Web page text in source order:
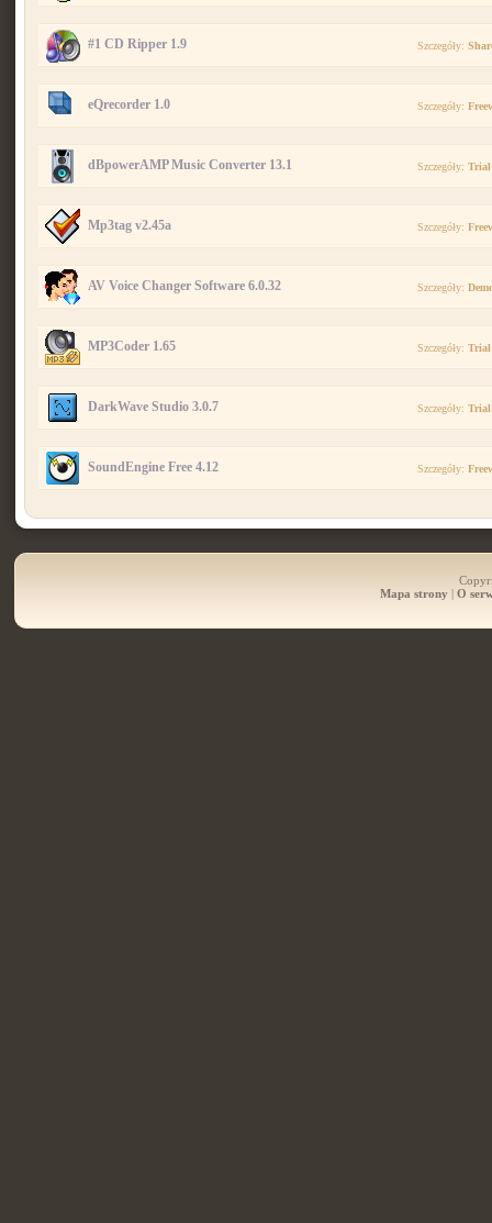
#1 CD Ripper 1.9 Szczegóły:
eQrecorder 1.0 Szczegóły:
dBpowerAMP Music Converter 13.1 Szczegóły: Trial
Mp3tag v2.45a Szczegóły:
AV Voice Changer Software 6.0.32 Szczegóły:
MP3Coder 1.65 Szczegóły: Trial
DarkWave Studio 3.0.7 Szczegóły: Trial
SoundEngine Free 4.12 Szczegóły:
Mapa strony | O